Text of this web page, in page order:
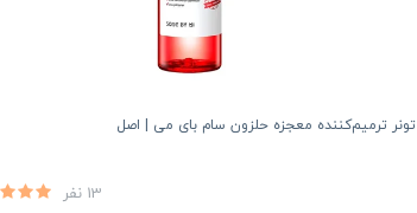
تونر ترمیم‌کننده معجزه حلزون سام بای می | اصل
13 نفر